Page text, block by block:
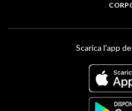
Scarica l'app